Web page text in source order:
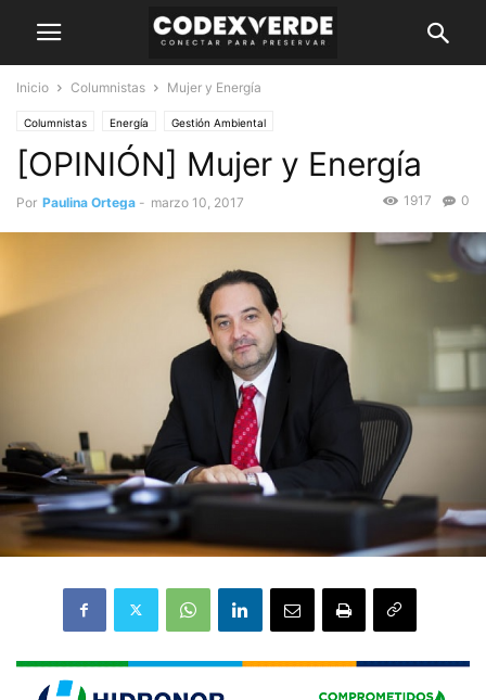
Inicio Columnistas Mujer y Energía
Columnistas Energía Gestión Ambiental
[OPINIÓN] Mujer y Energía
Por Paulina Ortega - marzo 10, 2017 0
1917